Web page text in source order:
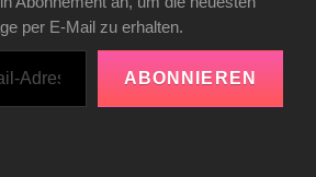
per E-Mail zu erhalten.
ABONNIEREN